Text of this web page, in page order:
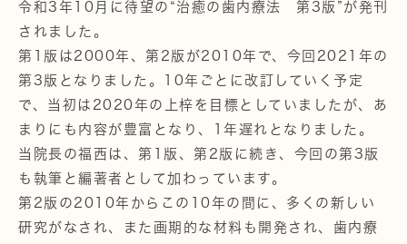
令和3年10月に待望の“治癒の歯内療法 第3版”が発刊
されました。
第1版は2000年、第2版が2010年で、今回2021年の
第3版となりました。10年ごとに改訂していく予定
で、当初は2020年の上梓を目標としていましたが、あ
まりにも内容が豊富となり、1年遅れとなりました。
当院長の福西は、第1版、第2版に続き、今回の第3版
も執筆と編著者として加わっています。
第2版の2010年からこの10年の間に、多くの新しい
研究がなされ、また画期的な材料も開発され、歯内療